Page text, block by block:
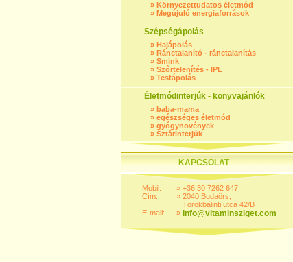
» Környezettudatos életmód
» Megújuló energiaforrások
Szépségápolás
» Hajápolás
» Ránctalanító - ránctalanítás
» Smink
» Szőrtelenítés - IPL
» Testápolás
Életmódinterjúk - könyvajánlók
» baba-mama
» egészséges életmód
» gyógynövények
» Sztárinterjúk
KAPCSOLAT
Mobil:
Cím:
E-mail:
»
»
»
+36 30 7262 647
2040 Budaörs,
Törökbálinti utca 42/B
info@vitaminsziget.com